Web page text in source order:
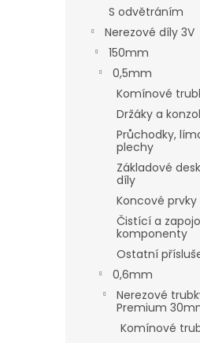
S odvětráním
Nerezové díly 3V
150mm
0,5mm
Komínové
Držáky a
Průchodky,
plechy
Základové
díly
Koncové
Čistící a
komponenty
Ostatní
0,6mm
Nerezové
Premium
Komínové